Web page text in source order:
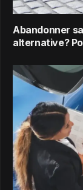
Abandonner
alternative?